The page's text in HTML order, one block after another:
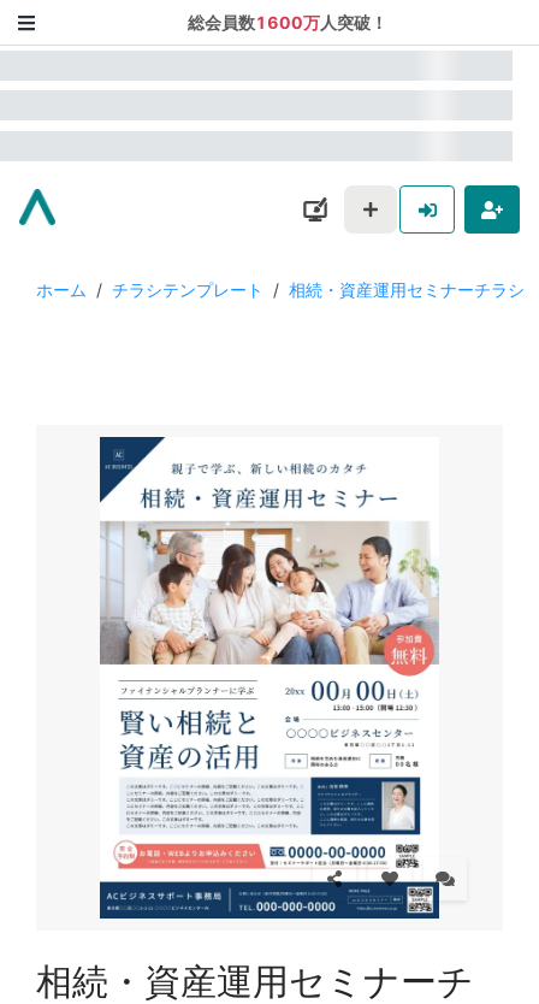
総会員数1600万人突破！
ホーム / チラシテンプレート / 相続・資産運用セミナーチラシ
相続・資産運用セミナーチ